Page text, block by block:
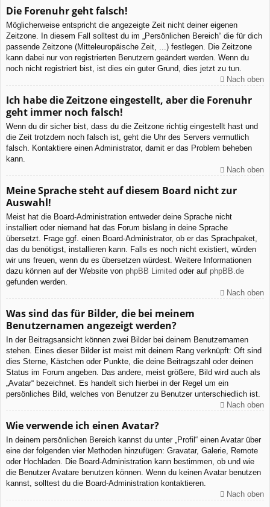
Die Forenuhr geht falsch!
Möglicherweise entspricht die angezeigte Zeit nicht deiner eigenen
Zeitzone. In diesem Fall solltest du im „Persönlichen Bereich“ die für dich
passende Zeitzone (Mitteleuropäische Zeit, ...) festlegen. Die Zeitzone
kann dabei nur von registrierten Benutzern geändert werden. Wenn du
noch nicht registriert bist, ist dies ein guter Grund, dies jetzt zu tun.
Nach oben
Ich habe die Zeitzone eingestellt, aber die Forenuhr
geht immer noch falsch!
Wenn du dir sicher bist, dass du die Zeitzone richtig eingestellt hast und
die Zeit trotzdem noch falsch ist, geht die Uhr des Servers vermutlich
falsch. Kontaktiere einen Administrator, damit er das Problem beheben
kann.
Nach oben
Meine Sprache steht auf diesem Board nicht zur
Auswahl!
Meist hat die Board-Administration entweder deine Sprache nicht
installiert oder niemand hat das Forum bislang in deine Sprache
übersetzt. Frage ggf. einen Board-Administrator, ob er das Sprachpaket,
das du benötigst, installieren kann. Falls es noch nicht existiert, würden
wir uns freuen, wenn du es übersetzen würdest. Weitere Informationen
dazu können auf der Website von phpBB Limited oder auf phpBB.de
gefunden werden.
Nach oben
Was sind das für Bilder, die bei meinem
Benutzernamen angezeigt werden?
In der Beitragsansicht können zwei Bilder bei deinem Benutzernamen
stehen. Eines dieser Bilder ist meist mit deinem Rang verknüpft: Oft sind
dies Sterne, Kästchen oder Punkte, die deine Beitragszahl oder deinen
Status im Forum angeben. Das andere, meist größere, Bild wird auch als
„Avatar“ bezeichnet. Es handelt sich hierbei in der Regel um ein
persönliches Bild, welches von Benutzer zu Benutzer unterschiedlich ist.
Nach oben
Wie verwende ich einen Avatar?
In deinem persönlichen Bereich kannst du unter „Profil“ einen Avatar über
eine der folgenden vier Methoden hinzufügen: Gravatar, Galerie, Remote
oder Hochladen. Die Board-Administration kann bestimmen, ob und wie
die Benutzer Avatare benutzen können. Wenn du keinen Avatar benutzen
kannst, solltest du die Board-Administration kontaktieren.
Nach oben